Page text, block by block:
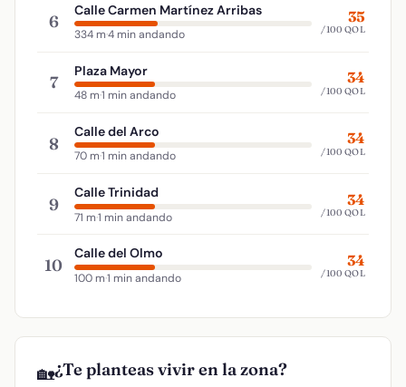
6
Calle Carmen Martínez Arribas
334 m·4 min andando
35
/100 QOL
7
Plaza Mayor
48 m·1 min andando
34
/100 QOL
8
Calle del Arco
70 m·1 min andando
34
/100 QOL
9
Calle Trinidad
71 m·1 min andando
34
/100 QOL
10
Calle del Olmo
100 m·1 min andando
34
/100 QOL
🏡¿Te planteas vivir en la zona?